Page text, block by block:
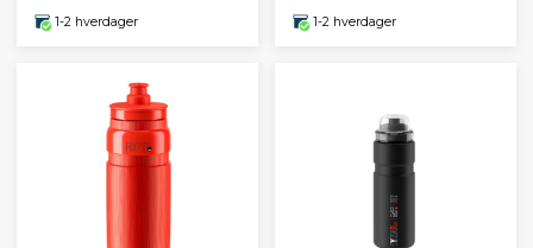
1-2 hverdager 1-2 hverdager